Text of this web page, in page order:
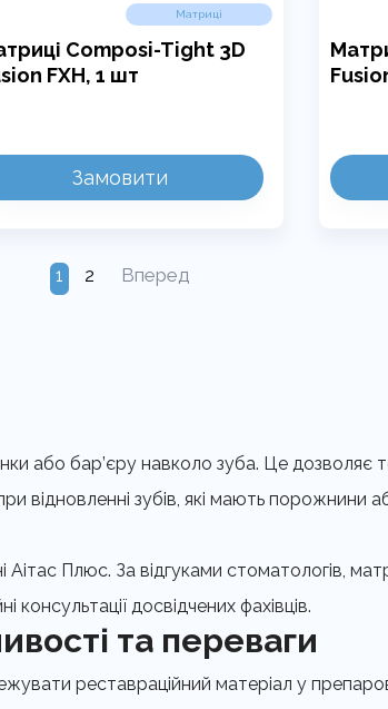
Composi-Tight 3D
FXH, 1 шт
Матриці
Замовити
Цей
товар
1 2 Вперед
або бар’єру навколо зуба. Це дозволяє
відновленні зубів, які мають порожнини
Плюс. За відгуками стоматологів,
досвідчених фахівців.
та переваги
реставраційний матеріал у